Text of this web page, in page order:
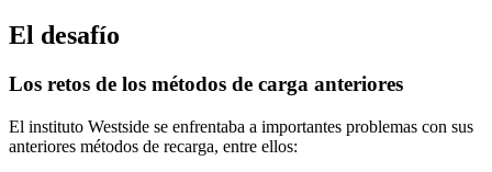
El desafío
Los retos de los métodos de carga anteriores
El instituto Westside se enfrentaba a importantes problemas con sus
anteriores métodos de recarga, entre ellos: